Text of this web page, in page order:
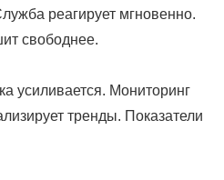
реагирует мгновенно.
свободнее.
усиливается. Мониторинг
тренды. Показатели